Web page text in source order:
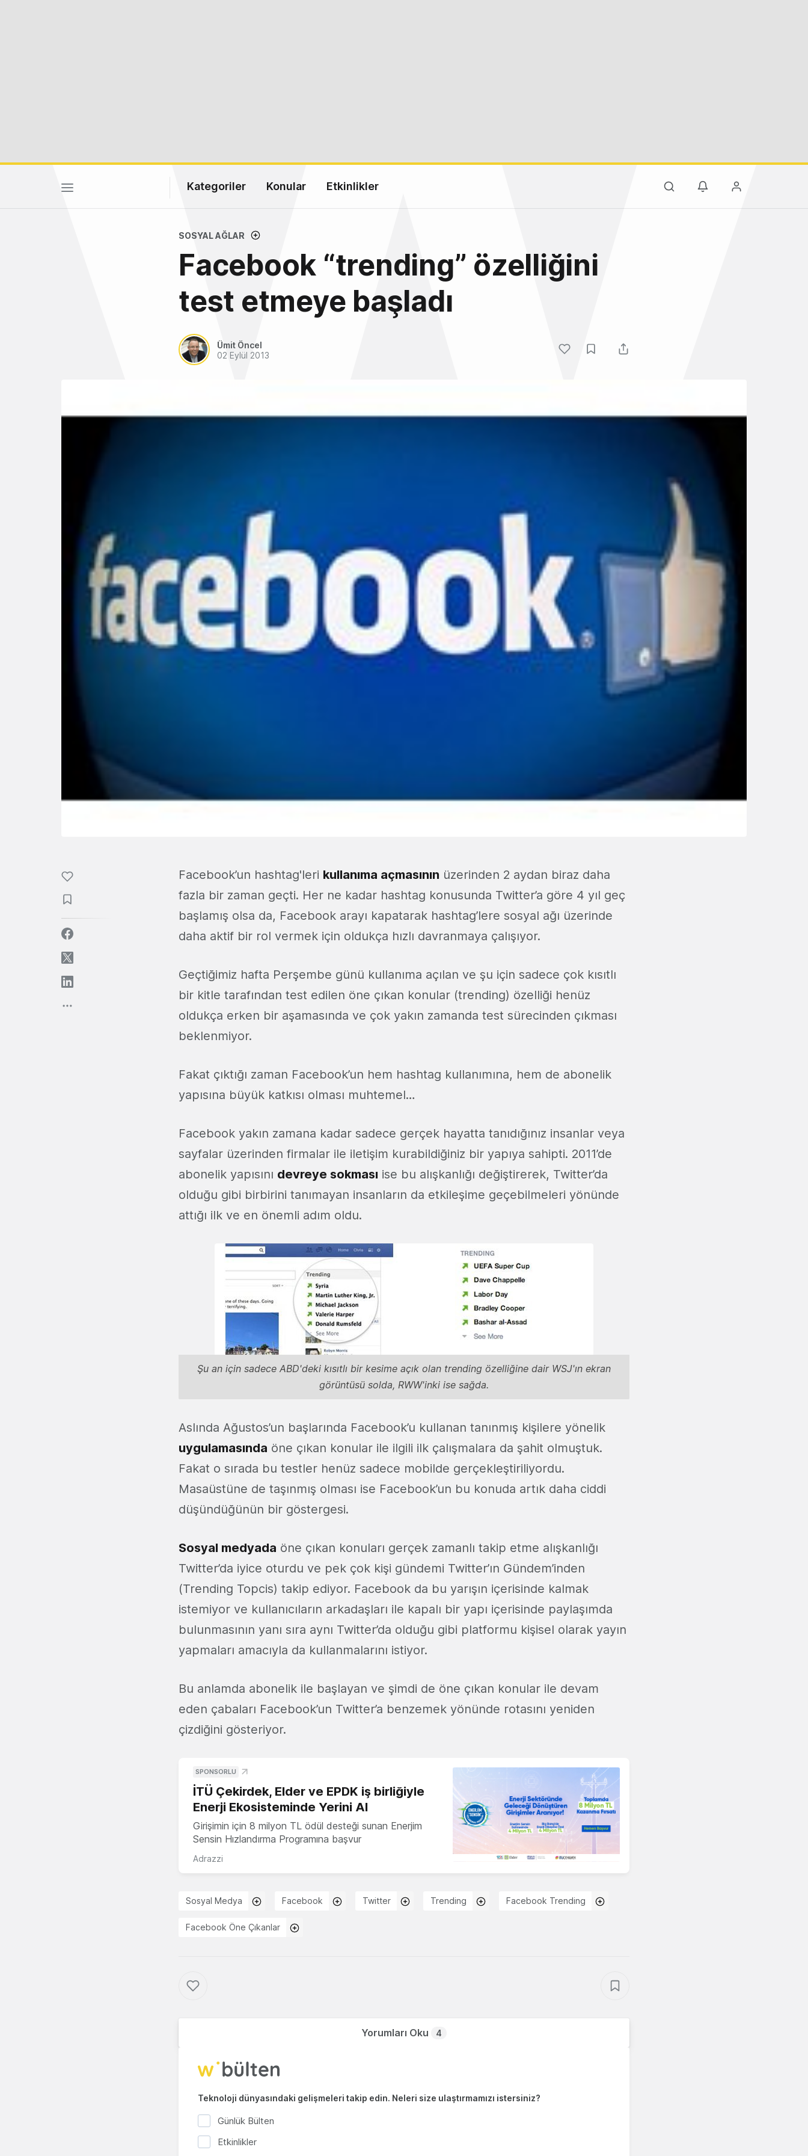
Kategoriler Konular Etkinlikler
SOSYAL AĞLAR
Facebook “trending” özelliğini
test etmeye başladı
Ümit Öncel
02 Eylül 2013
Facebook’un hashtag'leri kullanıma açmasının üzerinden 2 aydan biraz daha
fazla bir zaman geçti. Her ne kadar hashtag konusunda Twitter’a göre 4 yıl geç
başlamış olsa da, Facebook arayı kapatarak hashtag’lere sosyal ağı üzerinde
daha aktif bir rol vermek için oldukça hızlı davranmaya çalışıyor.
Geçtiğimiz hafta Perşembe günü kullanıma açılan ve şu için sadece çok kısıtlı
bir kitle tarafından test edilen öne çıkan konular (trending) özelliği henüz
oldukça erken bir aşamasında ve çok yakın zamanda test sürecinden çıkması
beklenmiyor.
Fakat çıktığı zaman Facebook’un hem hashtag kullanımına, hem de abonelik
yapısına büyük katkısı olması muhtemel…
Facebook yakın zamana kadar sadece gerçek hayatta tanıdığınız insanlar veya
sayfalar üzerinden firmalar ile iletişim kurabildiğiniz bir yapıya sahipti. 2011’de
abonelik yapısını devreye sokması ise bu alışkanlığı değiştirerek, Twitter’da
olduğu gibi birbirini tanımayan insanların da etkileşime geçebilmeleri yönünde
attığı ilk ve en önemli adım oldu.
Şu an için sadece ABD'deki kısıtlı bir kesime açık olan trending özelliğine dair WSJ'ın ekran
görüntüsü solda, RWW'inki ise sağda.
Aslında Ağustos’un başlarında Facebook’u kullanan tanınmış kişilere yönelik
uygulamasında öne çıkan konular ile ilgili ilk çalışmalara da şahit olmuştuk.
Fakat o sırada bu testler henüz sadece mobilde gerçekleştiriliyordu.
Masaüstüne de taşınmış olması ise Facebook’un bu konuda artık daha ciddi
düşündüğünün bir göstergesi.
Sosyal medyada öne çıkan konuları gerçek zamanlı takip etme alışkanlığı
Twitter’da iyice oturdu ve pek çok kişi gündemi Twitter’ın Gündem’inden
(Trending Topcis) takip ediyor. Facebook da bu yarışın içerisinde kalmak
istemiyor ve kullanıcıların arkadaşları ile kapalı bir yapı içerisinde paylaşımda
bulunmasının yanı sıra aynı Twitter’da olduğu gibi platformu kişisel olarak yayın
yapmaları amacıyla da kullanmalarını istiyor.
Bu anlamda abonelik ile başlayan ve şimdi de öne çıkan konular ile devam
eden çabaları Facebook’un Twitter’a benzemek yönünde rotasını yeniden
çizdiğini gösteriyor.
SPONSORLU
İTÜ Çekirdek, Elder ve EPDK iş birliğiyle
Enerji Ekosisteminde Yerini Al
Girişimin için 8 milyon TL ödül desteği sunan Enerjim
Sensin Hızlandırma Programına başvur
Adrazzi
Sosyal Medya Facebook Twitter Trending Facebook Trending
Facebook Öne Çıkanlar
Yorumları Oku 4
Teknoloji dünyasındaki gelişmeleri takip edin. Neleri size ulaştırmamızı istersiniz?
Günlük Bülten
Etkinlikler